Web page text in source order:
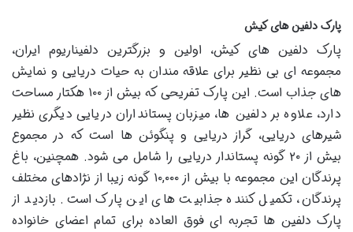
پارک دلفین های کیش
پارک دلفین های کیش، اولین و بزرگترین دلفیناریوم ایران،
مجموعه ای بی نظیر برای علاقه مندان به حیات دریایی و نمایش
های جذاب است. این پارک تفریحی که بیش از ۱۰۰ هکتار مساحت
دارد، علاوه بر دلفین ها، میزبان پستانداران دریایی دیگری نظیر
شیرهای دریایی، گراز دریایی و پنگوئن ها است که در مجموع
بیش از ۲۰ گونه پستاندار دریایی را شامل می شود. همچنین، باغ
پرندگان این مجموعه با بیش از ۱۰,۰۰۰ گونه زیبا از نژادهای مختلف
پرندگان، تکمیل کننده جذابیت های این پارک است. بازدید از
پارک دلفین ها تجربه ای فوق العاده برای تمام اعضای خانواده